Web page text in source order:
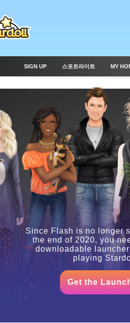
SIGN UP 스포트라이트 MY
Since Flash is no longer
the end of 2020, you
downloadable
playing
Get the